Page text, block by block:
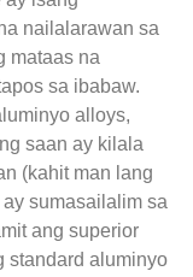
nailalarawan sa
mataas na
sa ibabaw.
alloys,
saan ay kilala
(kahit man lang
sumasailalim sa
ang superior
standard aluminyo